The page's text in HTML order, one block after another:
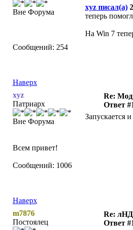
Вне Форума
Сообщений: 254
xyz писал(а)
теперь
На Win 7
Наверх
xyz
Патриарх
Вне Форума
Всем привет!
Сообщений: 1006
Re:
Ответ
Запускается и
Наверх
m7876
Постоялец
Re:
Ответ